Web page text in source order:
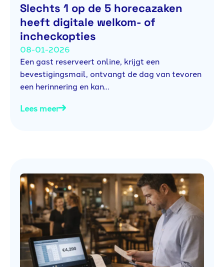
Slechts 1 op de 5 horecazaken
heeft digitale welkom- of
incheckopties
08-01-2026
Een gast reserveert online, krijgt een
bevestigingsmail, ontvangt de dag van tevoren
een herinnering en kan…
Lees meer